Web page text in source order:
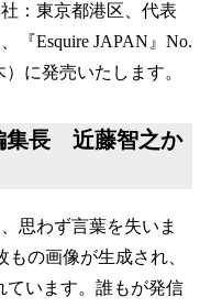
：東京都港区、代表
『Esquire JAPAN』No.
）に発売いたします。
集長 近藤智之か
思わず言葉を失いま
もの画像が生成され、
ています。誰もが発信